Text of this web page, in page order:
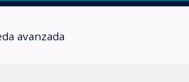
avanzada